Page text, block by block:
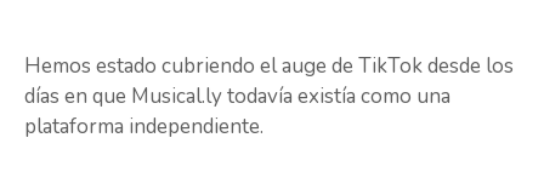
Hemos estado cubriendo el auge de TikTok desde los
días en que Musical.ly todavía existía como una
plataforma independiente.